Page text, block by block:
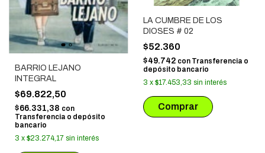
BARRIO LEJANO
INTEGRAL
$69.822,50
$66.331,38 con
Transferencia o depósito
bancario
3 x $23.274,17 sin interés
LA CUMBRE DE LOS
DIOSES # 02
$52.360
$49.742 con Transferencia o
depósito bancario
3 x $17.453,33 sin interés